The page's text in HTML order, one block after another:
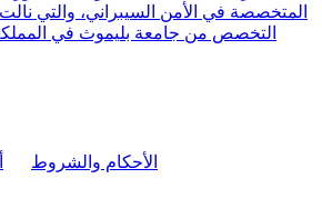
المتخصصة في الأمن السيبراني، والتي
التخصص من جامعة بليموث في المملكة
الأحكام والشروط